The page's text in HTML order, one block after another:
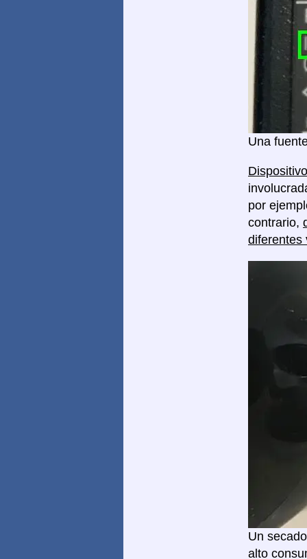
Una
por
contrario,
diferentes
Un
alto